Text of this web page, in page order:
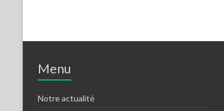
Menu
Notre actualité